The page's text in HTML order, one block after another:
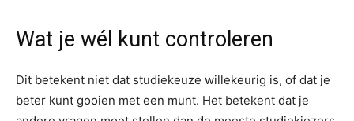
Wat je wél kunt controleren
Dit betekent niet dat studiekeuze willekeurig is, of dat je
beter kunt gooien met een munt. Het betekent dat je